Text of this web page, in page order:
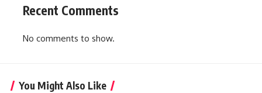
Recent Comments
No comments to show.
You Might Also Like